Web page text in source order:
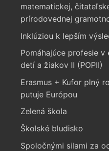
matematickej,
prírodovednej
Inklúziou k lepším
Pomáhajúce profesie v
detí a žiakov II (POPII)
Erasmus + Kufor plný
putuje Európou
Zelená škola
Školské bludisko
Spoločnými silami za